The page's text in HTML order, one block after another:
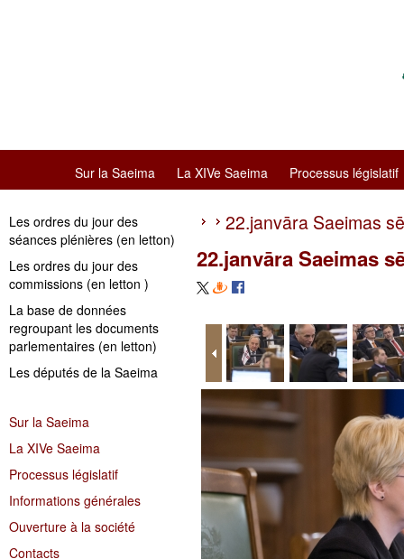
Sur la Saeima La XIVe Saeima Processus législatif
Les ordres du jour des
séances plénières (en letton)
Les ordres du jour des
commissions (en letton )
La base de données
regroupant les documents
parlementaires (en letton)
Les députés de la Saeima
Sur la Saeima
La XIVe Saeima
Processus législatif
Informations générales
Ouverture à la société
Contacts
22.janvāra Saeimas
22.janvāra Saeimas